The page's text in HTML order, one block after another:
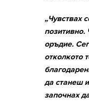
„Чувствах
позитивно.
оръдие.
отколкото
да станеш
започнах